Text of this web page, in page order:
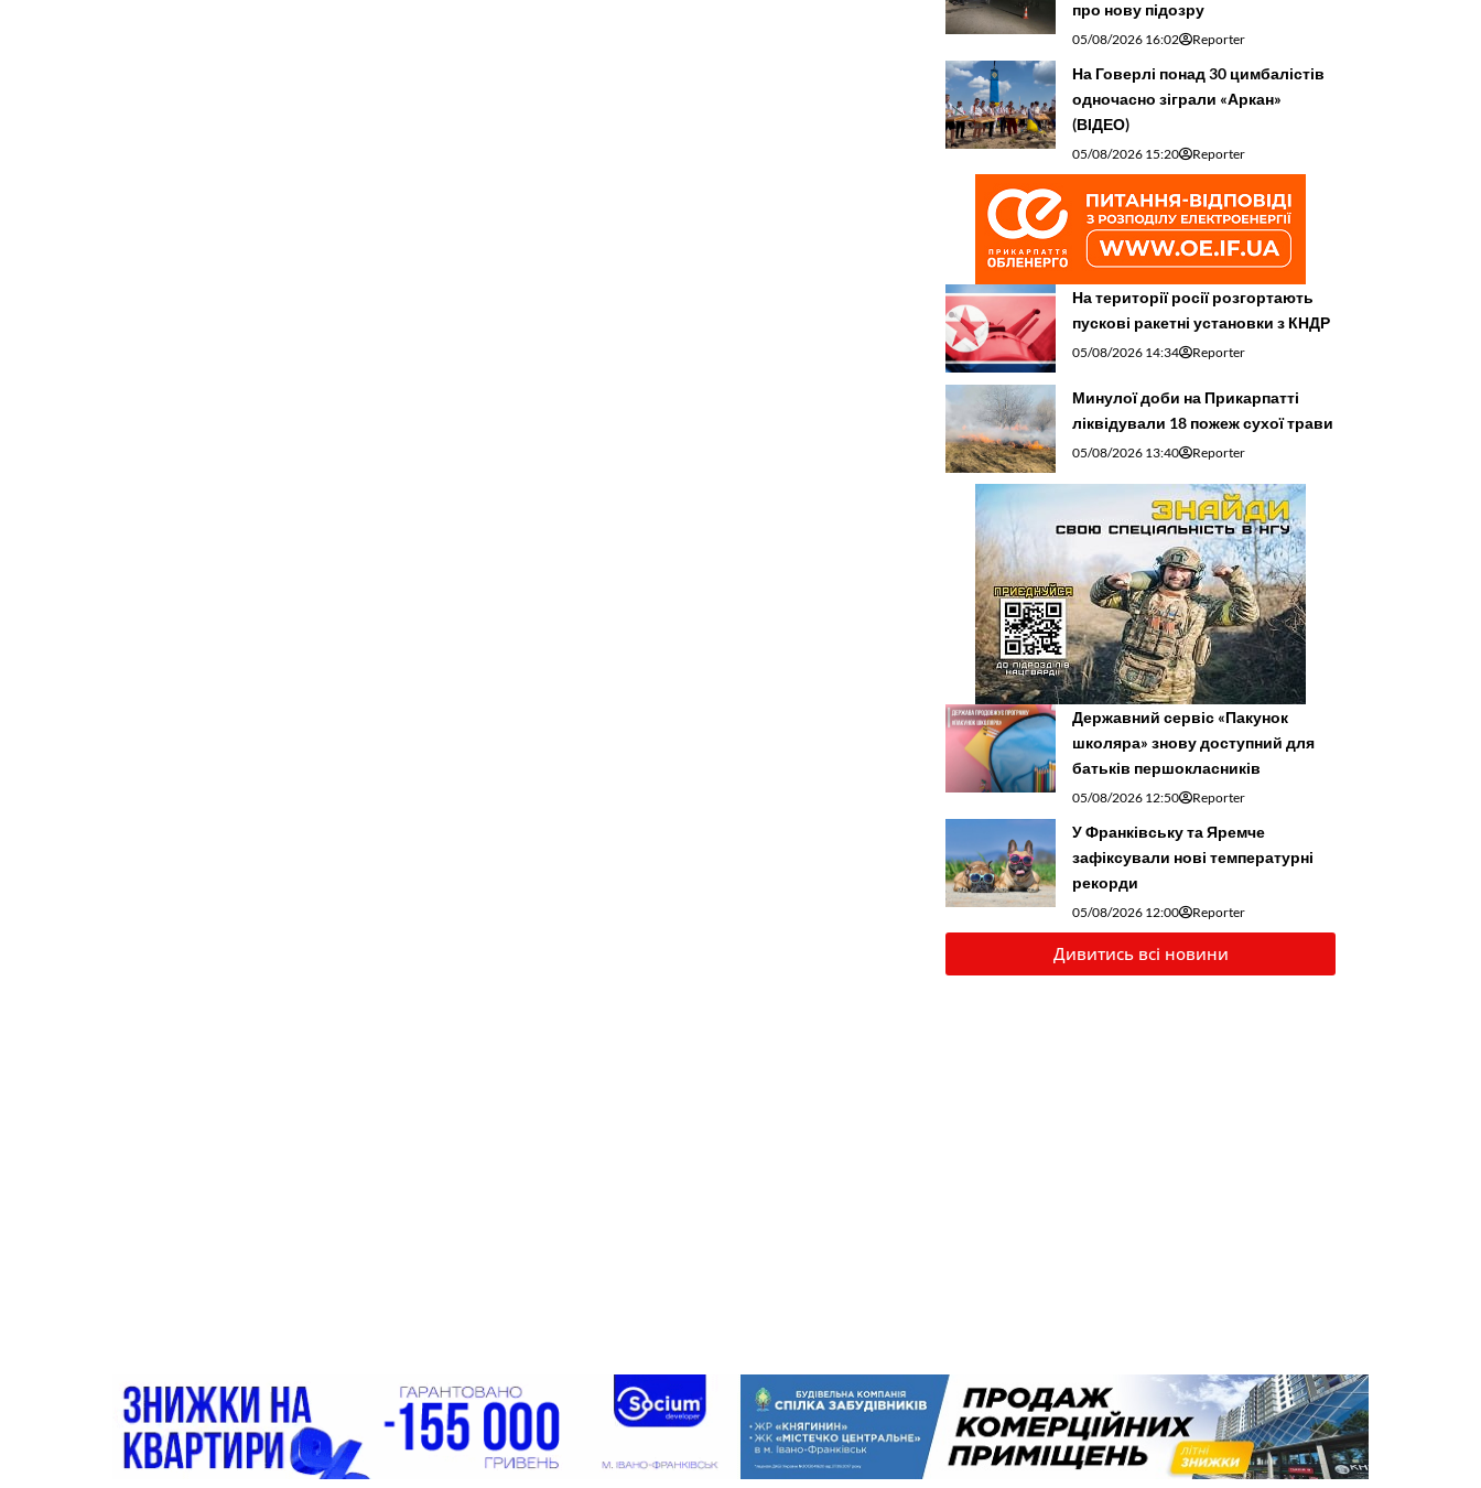
про нову підозру
05/08/2026 16:02 Reporter
На Говерлі понад 30 цимбалістів
одночасно зіграли «Аркан»
(ВІДЕО)
05/08/2026 15:20 Reporter
На території росії розгортають
пускові ракетні установки з КНДР
05/08/2026 14:34 Reporter
Минулої доби на Прикарпатті
ліквідували 18 пожеж сухої трави
05/08/2026 13:40 Reporter
Державний сервіс «Пакунок
школяра» знову доступний для
батьків першокласників
05/08/2026 12:50 Reporter
У Франківську та Яремче
зафіксували нові температурні
рекорди
05/08/2026 12:00 Reporter
Дивитись всі новини